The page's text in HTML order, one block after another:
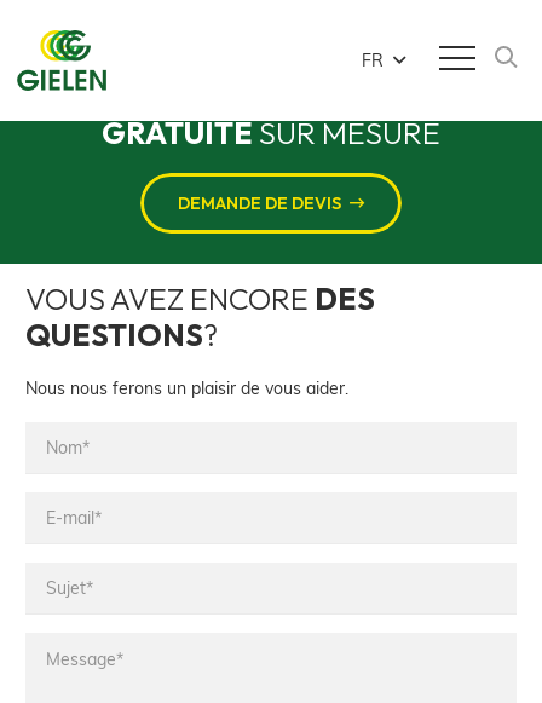
FR
CONTACTEZ-NOUS
GRATUITESUR MESURE
DEMANDE DE DEVIS
VOUS AVEZ ENCORE DES
QUESTIONS?
Nous nous ferons un plaisir de vous aider.
Nom*
Sujet*
Message*